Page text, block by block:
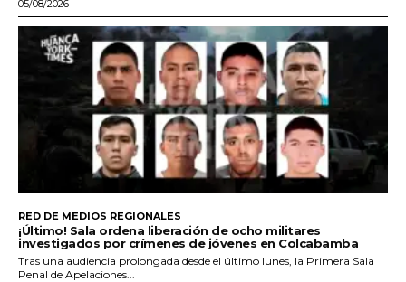
05/08/2026
RED DE MEDIOS REGIONALES
¡Último! Sala ordena liberación de ocho militares
investigados por crímenes de jóvenes en Colcabamba
Tras una audiencia prolongada desde el último lunes, la Primera Sala
Penal de Apelaciones...